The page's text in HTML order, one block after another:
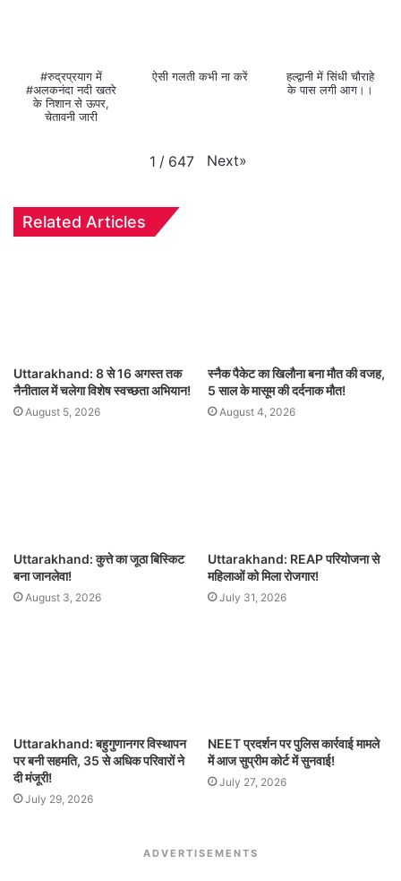
#रुद्रप्रयाग में
#अलकनंदा नदी खतरे
के निशान से ऊपर,
चेतावनी जारी
ऐसी गलती कभी ना करें
हल्द्वानी में सिंधी चौराहे
के पास लगी आग।।
1 / 647 Next»
Related Articles
Uttarakhand: 8 से 16 अगस्त तक
नैनीताल में चलेगा विशेष स्वच्छता अभियान!
August 5, 2026
स्नैक पैकेट का खिलौना बना मौत की वजह,
5 साल के मासूम की दर्दनाक मौत!
August 4, 2026
Uttarakhand: कुत्ते का जूठा बिस्किट
बना जानलेवा!
August 3, 2026
Uttarakhand: REAP परियोजना से
महिलाओं को मिला रोजगार!
July 31, 2026
Uttarakhand: बहुगुणानगर विस्थापन
पर बनी सहमति, 35 से अधिक परिवारों ने
दी मंजूरी!
July 29, 2026
NEET प्रदर्शन पर पुलिस कार्रवाई मामले
में आज सुप्रीम कोर्ट में सुनवाई!
July 27, 2026
ADVERTISEMENTS